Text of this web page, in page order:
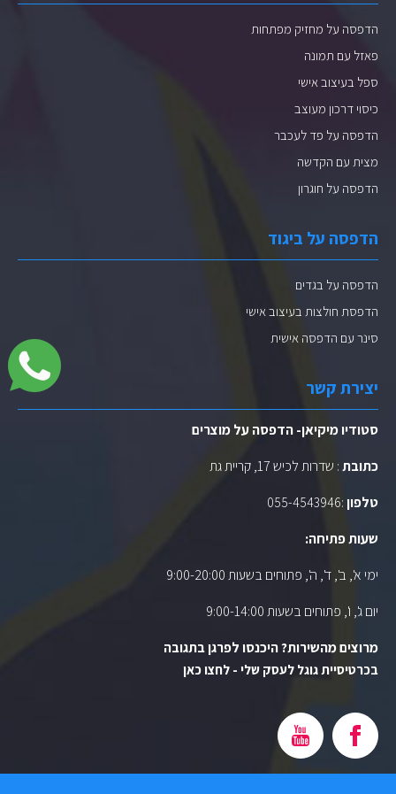
הדפסה על מחזיק מפתחות
פאזל עם תמונה
ספל בעיצוב אישי
כיסוי דרכון מעוצב
הדפסה על פד לעכבר
מצית עם הקדשה
הדפסה על חוגרון
הדפסה על ביגוד
הדפסה על בגדים
הדפסת חולצות בעיצוב אישי
סינר עם הדפסה אישית
יצירת קשר
סטודיו מיקיאן- הדפסה על מוצרים
כתובת: שדרות לכיש 17, קריית גת
טלפון:
055-4543946
שעות פתיחה:
ימי א', ב', ד', ה', פתוחים בשעות 9:00-20:00
יום ג', ו', פתוחים בשעות 9:00-14:00
מרוצים מהשירות? היכנסו לפרגן בתגובה
בכרטיסיית גוגל לעסק שלי - לחצו כאן